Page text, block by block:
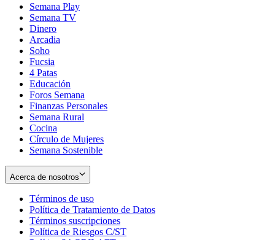
Semana Play
Semana TV
Dinero
Arcadia
Soho
in
new
window
Fucsia
in
new
window
4 Patas
Educación
Foros Semana
Finanzas Personales
Semana Rural
Cocina
Círculo de Mujeres
Semana Sostenible
Acerca de nosotros
Términos de uso
in
new
window
Política de Tratamiento de Datos
Términos suscripciones
in
Política de Riesgos C/ST